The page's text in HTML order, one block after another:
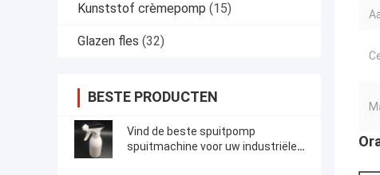
Kunststof crèmepomp (15)
Glazen fles (32)
BESTE PRODUCTEN
Vind de beste spuitpomp
spuitmachine voor uw industriële